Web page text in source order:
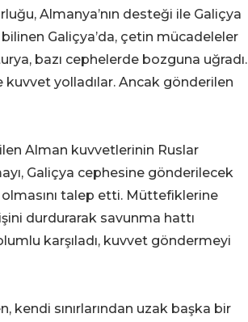
Almanya’nın desteği ile Galiçya
Galiçya’da, çetin mücadeleler
bazı cephelerde bozguna uğradı.
yolladılar. Ancak gönderilen
Alman kuvvetlerinin Ruslar
Galiçya cephesine gönderilecek
talep etti. Müttefiklerine
durdurarak savunma hattı
karşıladı, kuvvet göndermeyi
kendi sınırlarından uzak başka bir